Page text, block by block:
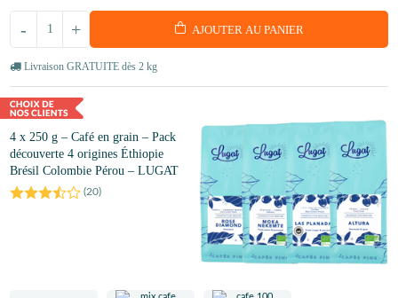
+
- AJOUTER AU PANIER
Livraison GRATUITE dès 2 kg
4 x 250 g – Café en grain – Pack
découverte 4 origines Éthiopie
Brésil Colombie Pérou – LUGAT
(20)